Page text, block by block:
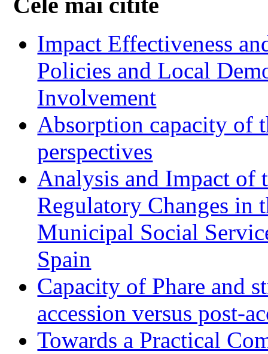
Impact Effectiveness
Policies and Local
Involvement
Absorption capacity of
perspectives
Analysis and Impact of
Regulatory Changes in
Municipal Social
Spain
Capacity of Phare and
accession versus post-
Towards a Practical